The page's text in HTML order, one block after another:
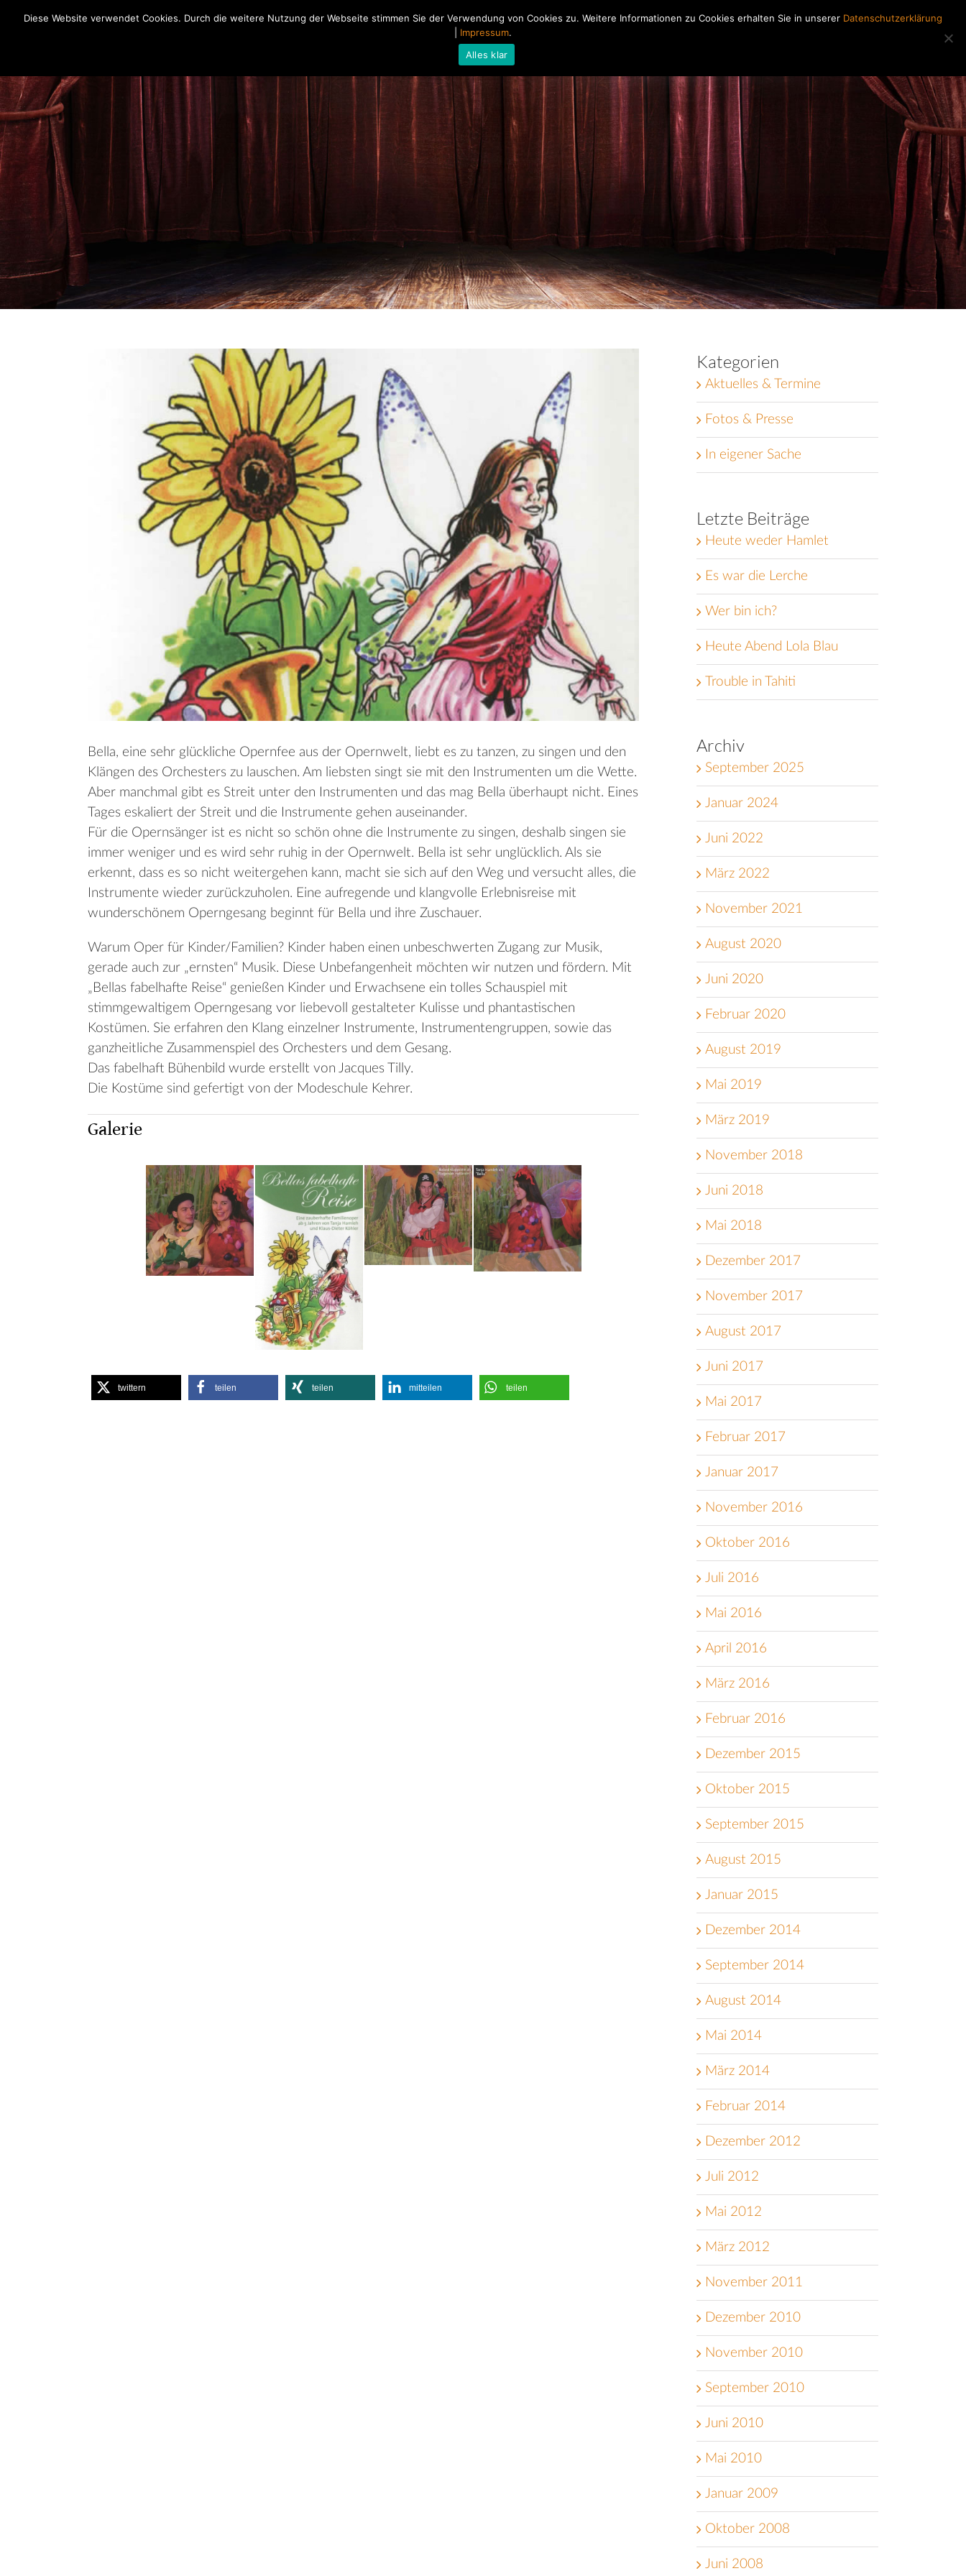
Home
Bella, eine sehr glückliche Opernfee aus der Opernwelt, liebt es zu tanzen, zu singen und den
Klängen des Orchesters zu lauschen. Am liebsten singt sie mit den Instrumenten um die Wette.
Aber manchmal gibt es Streit unter den Instrumenten und das mag Bella überhaupt nicht. Eines
Tages eskaliert der Streit und die Instrumente gehen auseinander.
Für die Opernsänger ist es nicht so schön ohne die Instrumente zu singen, deshalb singen sie
immer weniger und es wird sehr ruhig in der Opernwelt. Bella ist sehr unglücklich. Als sie
erkennt, dass es so nicht weitergehen kann, macht sie sich auf den Weg und versucht alles, die
Instrumente wieder zurückzuholen. Eine aufregende und klangvolle Erlebnisreise mit
wunderschönem Operngesang beginnt für Bella und ihre Zuschauer.
Warum Oper für Kinder/Familien? Kinder haben einen unbeschwerten Zugang zur Musik,
gerade auch zur „ernsten“ Musik. Diese Unbefangenheit möchten wir nutzen und fördern. Mit
„Bellas fabelhafte Reise“ genießen Kinder und Erwachsene ein tolles Schauspiel mit
stimmgewaltigem Operngesang vor liebevoll gestalteter Kulisse und phantastischen
Kostümen. Sie erfahren den Klang einzelner Instrumente, Instrumentengruppen, sowie das
ganzheitliche Zusammenspiel des Orchesters und dem Gesang.
Das fabelhaft Bühenbild wurde erstellt von Jacques Tilly.
Die Kostüme sind gefertigt von der Modeschule Kehrer.
Galerie
twittern teilen teilen mitteilen teilen
Kategorien
Aktuelles & Termine
Fotos & Presse
In eigener Sache
Letzte Beiträge
Heute weder Hamlet
Es war die Lerche
Wer bin ich?
Heute Abend Lola Blau
Trouble in Tahiti
Archiv
September 2025
Januar 2024
Juni 2022
März 2022
November 2021
August 2020
Juni 2020
Februar 2020
August 2019
Mai 2019
März 2019
November 2018
Juni 2018
Mai 2018
Dezember 2017
November 2017
August 2017
Juni 2017
Mai 2017
Februar 2017
Januar 2017
November 2016
Oktober 2016
Juli 2016
Mai 2016
April 2016
März 2016
Februar 2016
Dezember 2015
Oktober 2015
September 2015
August 2015
Januar 2015
Dezember 2014
September 2014
August 2014
Mai 2014
März 2014
Februar 2014
Dezember 2012
Juli 2012
Mai 2012
März 2012
November 2011
Dezember 2010
November 2010
September 2010
Juni 2010
Mai 2010
Januar 2009
Oktober 2008
Juni 2008
Diese Website verwendet Cookies. Durch die weitere Nutzung der Webseite stimmen Sie der Verwendung von Cookies zu. Weitere Informationen zu Cookies erhalten Sie in unserer Datenschutzerklärung
Impressum.
Alles klar